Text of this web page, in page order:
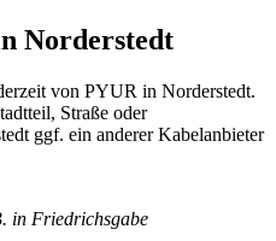
Norderstedt
von PYUR in Norderstedt.
Straße oder
ggf. ein anderer Kabelanbieter
in Friedrichsgabe